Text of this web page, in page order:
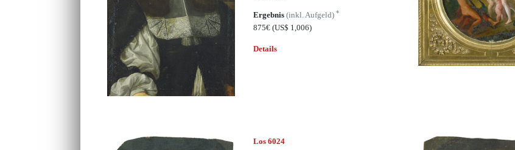
Ergebnis(inkl. Aufgeld)*
875€(US$ 1,006)
Details
Los 6024